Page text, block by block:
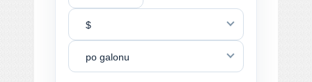
$
po galonu